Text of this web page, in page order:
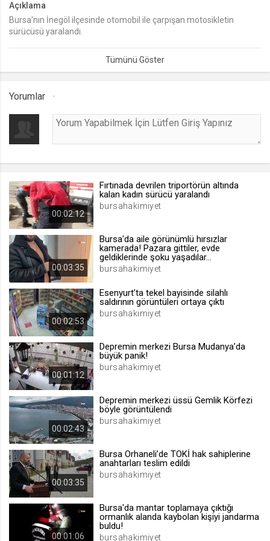
lang
Seçilen dil tercihini tutmak
.web.tv
[hash]
.web.tv
channelCategories
Site içeriği önerme
1 yıl
voteLike*
.web.tv
1 ay
.web.tv
İsimsiz ziyaretçi için site içeriği
Açıklama
Bursa'nın İnegöl ilçesinde otomobil ile çarpışan motosikletin
sürücüsü yaralandı.
Yorumlar
00:02:12
Fırtınada devrilen triportörün altında
kalan kadın sürücü yaralandı
bursahakimiyet
00:03:35
Bursa'da aile görünümlü hırsızlar
kamerada! Pazara gittiler, evde
geldiklerinde şoku yaşadılar...
bursahakimiyet
00:02:53
Esenyurt’ta tekel bayisinde silahlı
saldırının görüntüleri ortaya çıktı
bursahakimiyet
00:01:12
Depremin merkezi Bursa Mudanya’da
büyük panik!
bursahakimiyet
00:02:43
Depremin merkezi üssü Gemlik Körfezi
böyle görüntülendi
bursahakimiyet
00:03:35
Bursa Orhaneli’de TOKİ hak sahiplerine
anahtarları teslim edildi
bursahakimiyet
00:01:06
Bursa'da mantar toplamaya çıktığı
ormanlık alanda kaybolan kişiyi jandarma
buldu!
bursahakimiyet